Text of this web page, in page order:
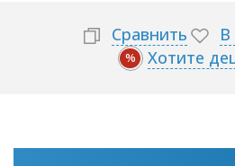
Сравнить В
% Хотите